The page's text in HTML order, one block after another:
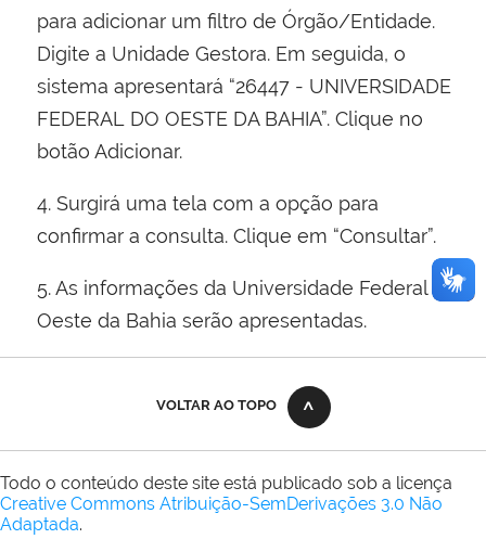
para adicionar um filtro de Órgão/Entidade.
Digite a Unidade Gestora. Em seguida, o
sistema apresentará “26447 - UNIVERSIDADE
FEDERAL DO OESTE DA BAHIA”. Clique no
botão Adicionar.
4. Surgirá uma tela com a opção para
confirmar a consulta. Clique em “Consultar”.
5. As informações da Universidade Federal do
Oeste da Bahia serão apresentadas.
VOLTAR AO TOPO
Todo o conteúdo deste site está publicado sob a licença
Creative Commons Atribuição-SemDerivações 3.0 Não
Adaptada.